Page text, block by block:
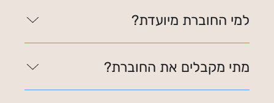
למי החוברת מיועדת?
מתי מקבלים את החוברת?